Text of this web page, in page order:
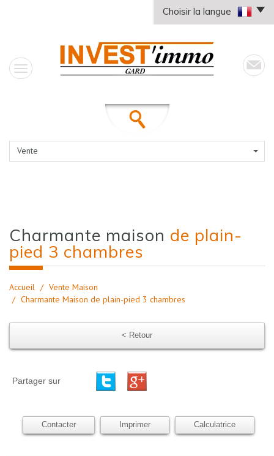
Choisir la langue
Vente
charmante maison de plain-
pied 3 chambres
Accueil
Vente Maison
Charmante Maison de plain-pied 3 chambres
< Retour
Partager sur
Contacter Imprimer Calculatrice